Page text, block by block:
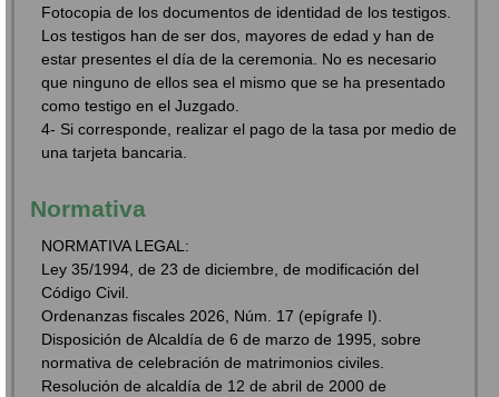
Fotocopia de los documentos de identidad de los testigos.
Los testigos han de ser dos, mayores de edad y han de
estar presentes el día de la ceremonia. No es necesario
que ninguno de ellos sea el mismo que se ha presentado
como testigo en el Juzgado.
4- Si corresponde, realizar el pago de la tasa por medio de
una tarjeta bancaria.
Normativa
NORMATIVA LEGAL:
Ley 35/1994, de 23 de diciembre, de modificación del
Código Civil.
Ordenanzas fiscales 2026, Núm. 17 (epígrafe I).
Disposición de Alcaldía de 6 de marzo de 1995, sobre
normativa de celebración de matrimonios civiles.
Resolución de alcaldía de 12 de abril de 2000 de